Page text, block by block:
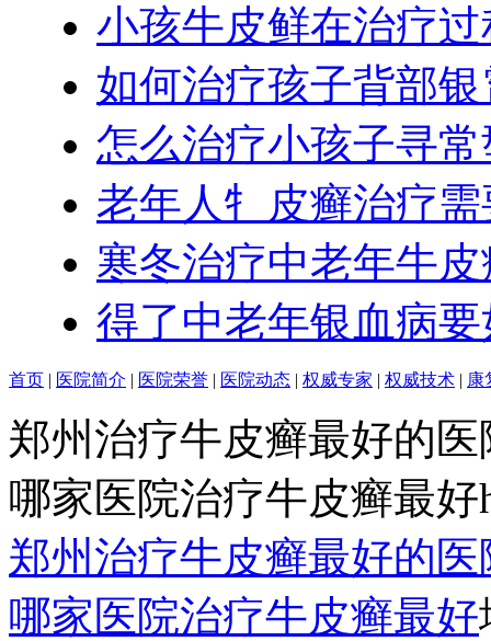
小孩牛皮鲜在治疗
如何治疗孩子背部
怎么治疗小孩子寻
老年人牜皮癣治疗
寒冬治疗中老年牛
得了中老年银血病
首页 | 医院简介 | 医院荣誉 | 医院动态 | 权威专家 | 权威技术 | 康
郑州治疗牛皮癣最好的
哪家医院治疗牛皮癣最好
郑州治疗牛皮癣最好的
哪家医院治疗牛皮癣最好